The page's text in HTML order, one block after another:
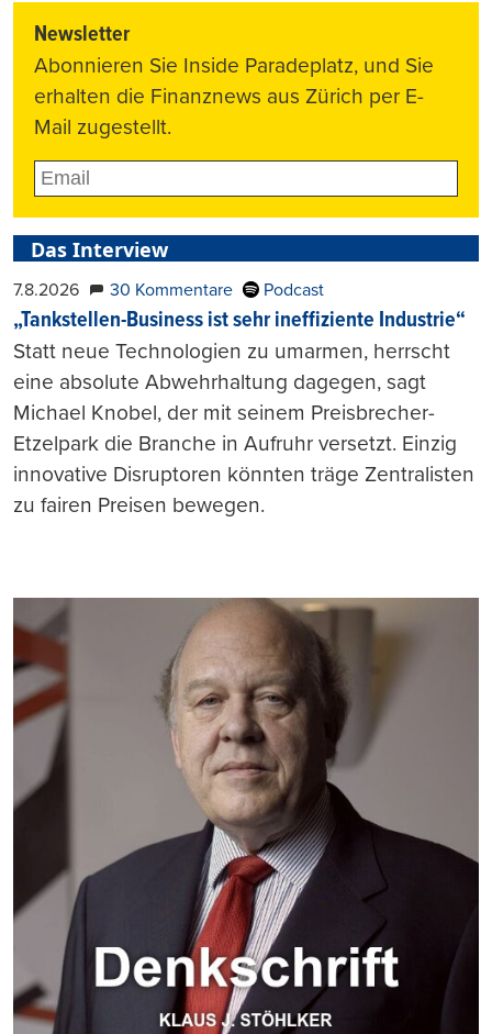
Newsletter
Abonnieren Sie Inside Paradeplatz, und Sie
erhalten die Finanznews aus Zürich per E-
Mail zugestellt.
Das Interview
7.8.2026 30 Kommentare Podcast
„Tankstellen-Business ist sehr ineffiziente Industrie“
Statt neue Technologien zu umarmen, herrscht
eine absolute Abwehrhaltung dagegen, sagt
Michael Knobel, der mit seinem Preisbrecher-
Etzelpark die Branche in Aufruhr versetzt. Einzig
innovative Disruptoren könnten träge Zentralisten
zu fairen Preisen bewegen.